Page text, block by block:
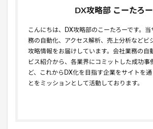
DX攻略部 こーたろー
こんにちは、DX攻略部のこーたろーです。
務の自動化、アクセス解析、売上分析などビ
攻略情報をお届けしています。会社業務の自
ビス紹介から、各業界にコミットした成功事
ど、これからDX化を目指す企業をサイトを
とをミッションとして活動しております。